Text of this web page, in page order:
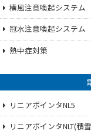
横風注意喚起システム
冠水注意喚起システム
熱中症対策
リニアポインタNL5
リニアポインタNLT(積